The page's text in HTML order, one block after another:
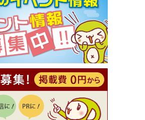
①】初回割引 特価 VIO脱毛11,000円
ンズ専門ワックス脱毛サロン Mickle
）
月30日
特典2】コース 3,500円→3,000円（料
み放題）（創作イタリアン Pia Cu
ーレ））
月30日
特典1】料理全品20％OFF ※18時以
アン Pia Cuore（ピアクオーレ））
月30日